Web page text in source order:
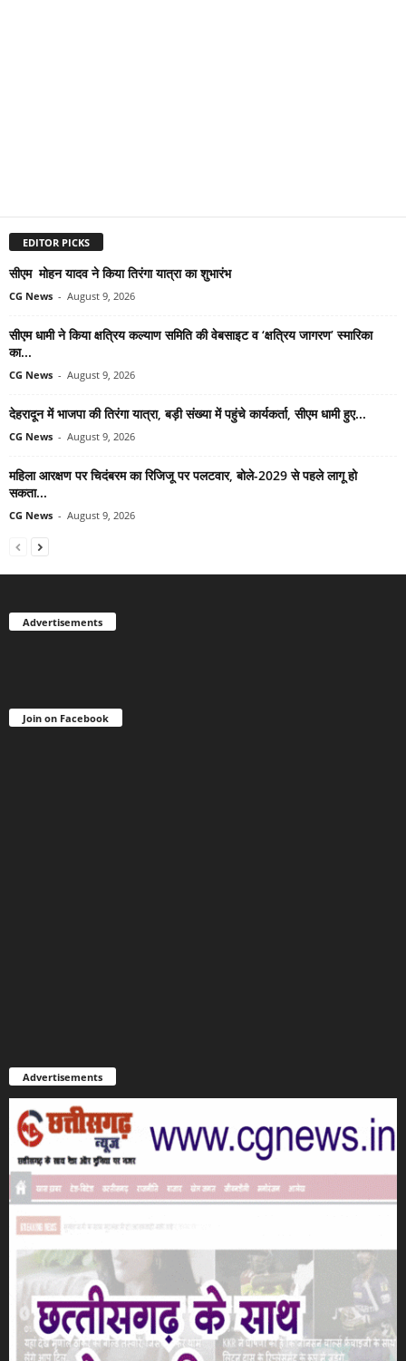
EDITOR PICKS
सीएम मोहन यादव ने किया तिरंगा यात्रा का शुभारंभ
CG News - August 9, 2026
सीएम धामी ने किया क्षत्रिय कल्याण समिति की वेबसाइट व ‘क्षत्रिय जागरण’ स्मारिका
का...
CG News - August 9, 2026
देहरादून में भाजपा की तिरंगा यात्रा, बड़ी संख्या में पहुंचे कार्यकर्ता, सीएम धामी हुए...
CG News - August 9, 2026
महिला आरक्षण पर चिदंबरम का रिजिजू पर पलटवार, बोले-2029 से पहले लागू हो
सकता...
CG News - August 9, 2026
Advertisements
Join on Facebook
Advertisements